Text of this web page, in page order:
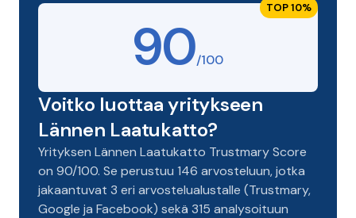
90/100
Voitko luottaa yritykseen
Lännen Laatukatto?
Yrityksen Lännen Laatukatto Trustmary Score
on 90/100. Se perustuu 146 arvosteluun, jotka
jakaantuvat 3 eri arvostelualustalle (Trustmary,
Google ja Facebook) sekä 315 analysoituun
TOP 10%